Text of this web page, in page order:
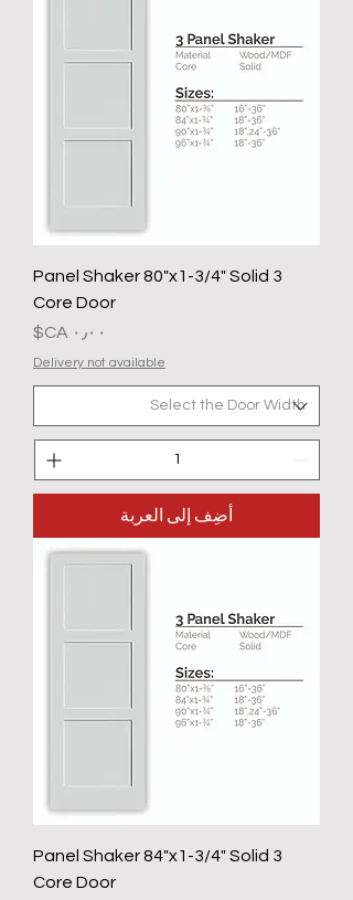
3 Panel Shaker 80"x1-3/4" Solid
Core Door
السعر
Delivery not available
أضِف إلى العربة
3 Panel Shaker 84"x1-3/4" Solid
Core Door